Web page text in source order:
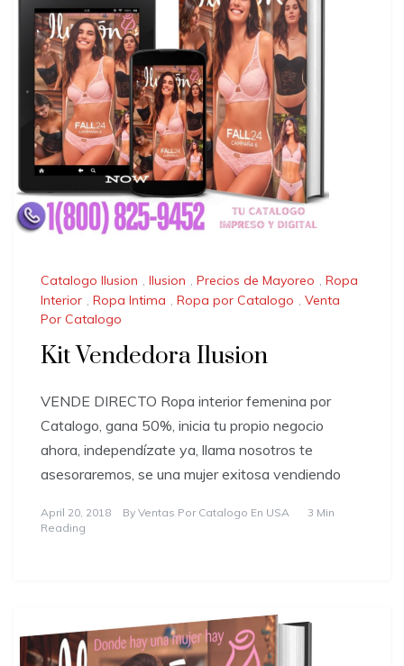
Catalogo Ilusion , Ilusion , Precios de Mayoreo , Ropa
Interior , Ropa Intima , Ropa por Catalogo , Venta
Por Catalogo
Kit Vendedora Ilusion
VENDE DIRECTO Ropa interior femenina por
Catalogo, gana 50%, inicia tu propio negocio
ahora, independízate ya, llama nosotros te
asesoraremos, se una mujer exitosa vendiendo
April 20, 2018 By Ventas Por Catalogo En USA
3 Min
Reading